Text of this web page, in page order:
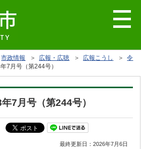
市政情報 ＞ 広報・広聴 ＞ 広報こうし ＞令
7月号（第244号）
7月号（第244号）
最終更新日：2026年7月6日